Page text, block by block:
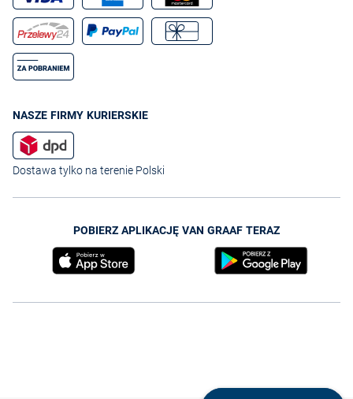
NASZE FIRMY KURIERSKIE
Dostawa tylko na terenie Polski
POBIERZ APLIKACJĘ VAN GRAAF TERAZ